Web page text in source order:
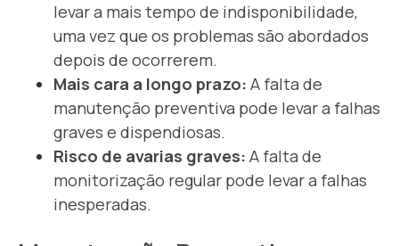
levar a mais tempo de indisponibilidade,
uma vez que os problemas são abordados
depois de ocorrerem.
Mais cara a longo prazo: A falta de
manutenção preventiva pode levar a falhas
graves e dispendiosas.
Risco de avarias graves: A falta de
monitorização regular pode levar a falhas
inesperadas.